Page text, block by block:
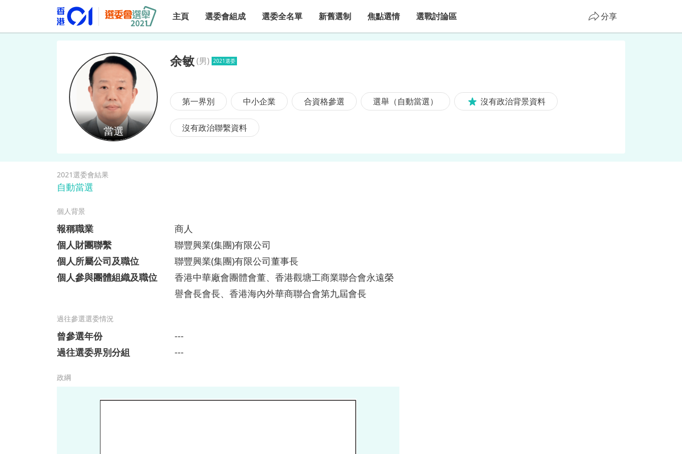
主頁 選委會組成 選委全名單 新舊選制 焦點選情 選戰討論區 分享
余敏
余敏(男) 2021選委
第一界別 中小企業 合資格參選 選舉（自動當選） 沒有政治背景資料
沒有政治聯繫資料
2021選委會結果
自動當選
個人背景
報稱職業
商人
個人財團聯繫
聯豐興業(集團)有限公司
個人所屬公司及職位
聯豐興業(集團)有限公司董事長
個人參與團體組織及職位
香港中華廠會團體會董、香港觀塘工商業聯合會永遠榮
譽會長會長、香港海內外華商聯合會第九屆會長
過往參選選委情況
曾參選年份
---
過往選委界別分組
---
政綱